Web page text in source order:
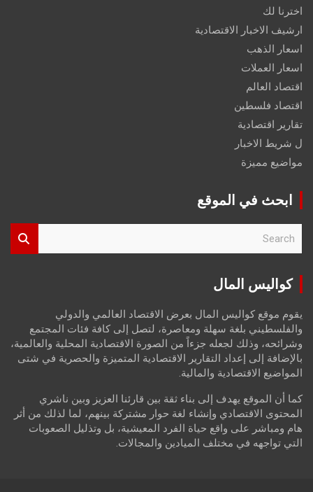
اخترنا لك
ارشيف الاخبار الاقتصادية
اسعار الذهب
اسعار العملات
اقتصاد العالم
اقتصاد فلسطين
تقارير اقتصادية
ل شريط الاخبار
مواضيع مميزة
ابحث في الموقع
r
كواليس المال
يقوم موقع كواليس المال بعرض الاقتصاد العالمي والدولي
والفلسطيني بلغة سهلة ومعاصرة، لتصل إلى كافة فئات المجتمع
وشرائحه، وذلك لجعله جزءاً من الصورة الاقتصادية المحلية والعالمية،
بالإضافة إلى إعداد التقارير الاقتصادية المتميزة والحصرية في شتى
المواضيع الاقتصادية والمالية.
كما أن الموقع يهدف إلى بناء ثقة بين قارئنا العزيز وبين ناشري
المحتوى الاقتصادي وإنشاء لغة حوار مشتركة بينهم، لما لذلك من أثر
هام ومباشر على واقع حياة الفرد المعيشية، بل وتذليل الصعوبات
التي تواجهه في مختلف الميادين والمجالات.